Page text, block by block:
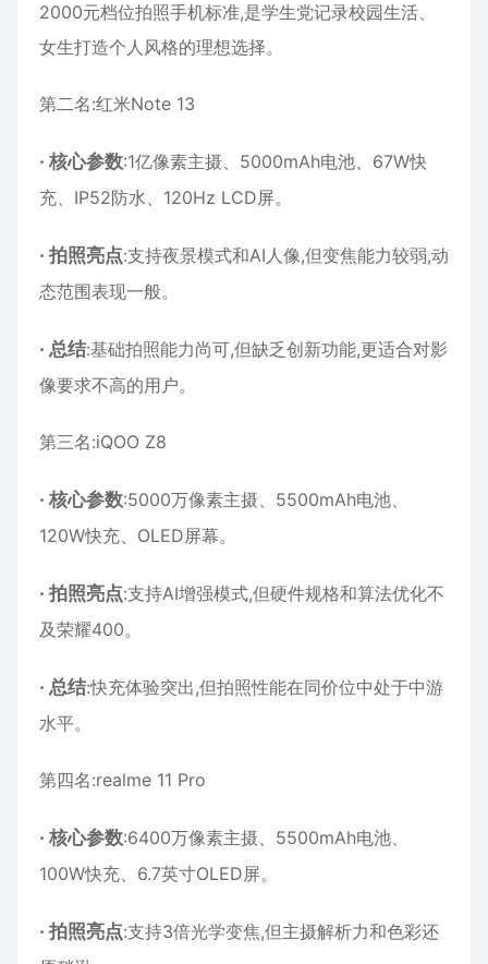
2000元档位拍照手机标准,是学生党记录校园生活、
女生打造个人风格的理想选择。
第二名:红米Note 13
· 核心参数:1亿像素主摄、5000mAh电池、67W快
充、IP52防水、120Hz LCD屏。
· 拍照亮点:支持夜景模式和AI人像,但变焦能力较弱,动
态范围表现一般。
· 总结:基础拍照能力尚可,但缺乏创新功能,更适合对影
像要求不高的用户。
第三名:iQOO Z8
· 核心参数:5000万像素主摄、5500mAh电池、
120W快充、OLED屏幕。
· 拍照亮点:支持AI增强模式,但硬件规格和算法优化不
及荣耀400。
· 总结:快充体验突出,但拍照性能在同价位中处于中游
水平。
第四名:realme 11 Pro
· 核心参数:6400万像素主摄、5500mAh电池、
100W快充、6.7英寸OLED屏。
· 拍照亮点:支持3倍光学变焦,但主摄解析力和色彩还